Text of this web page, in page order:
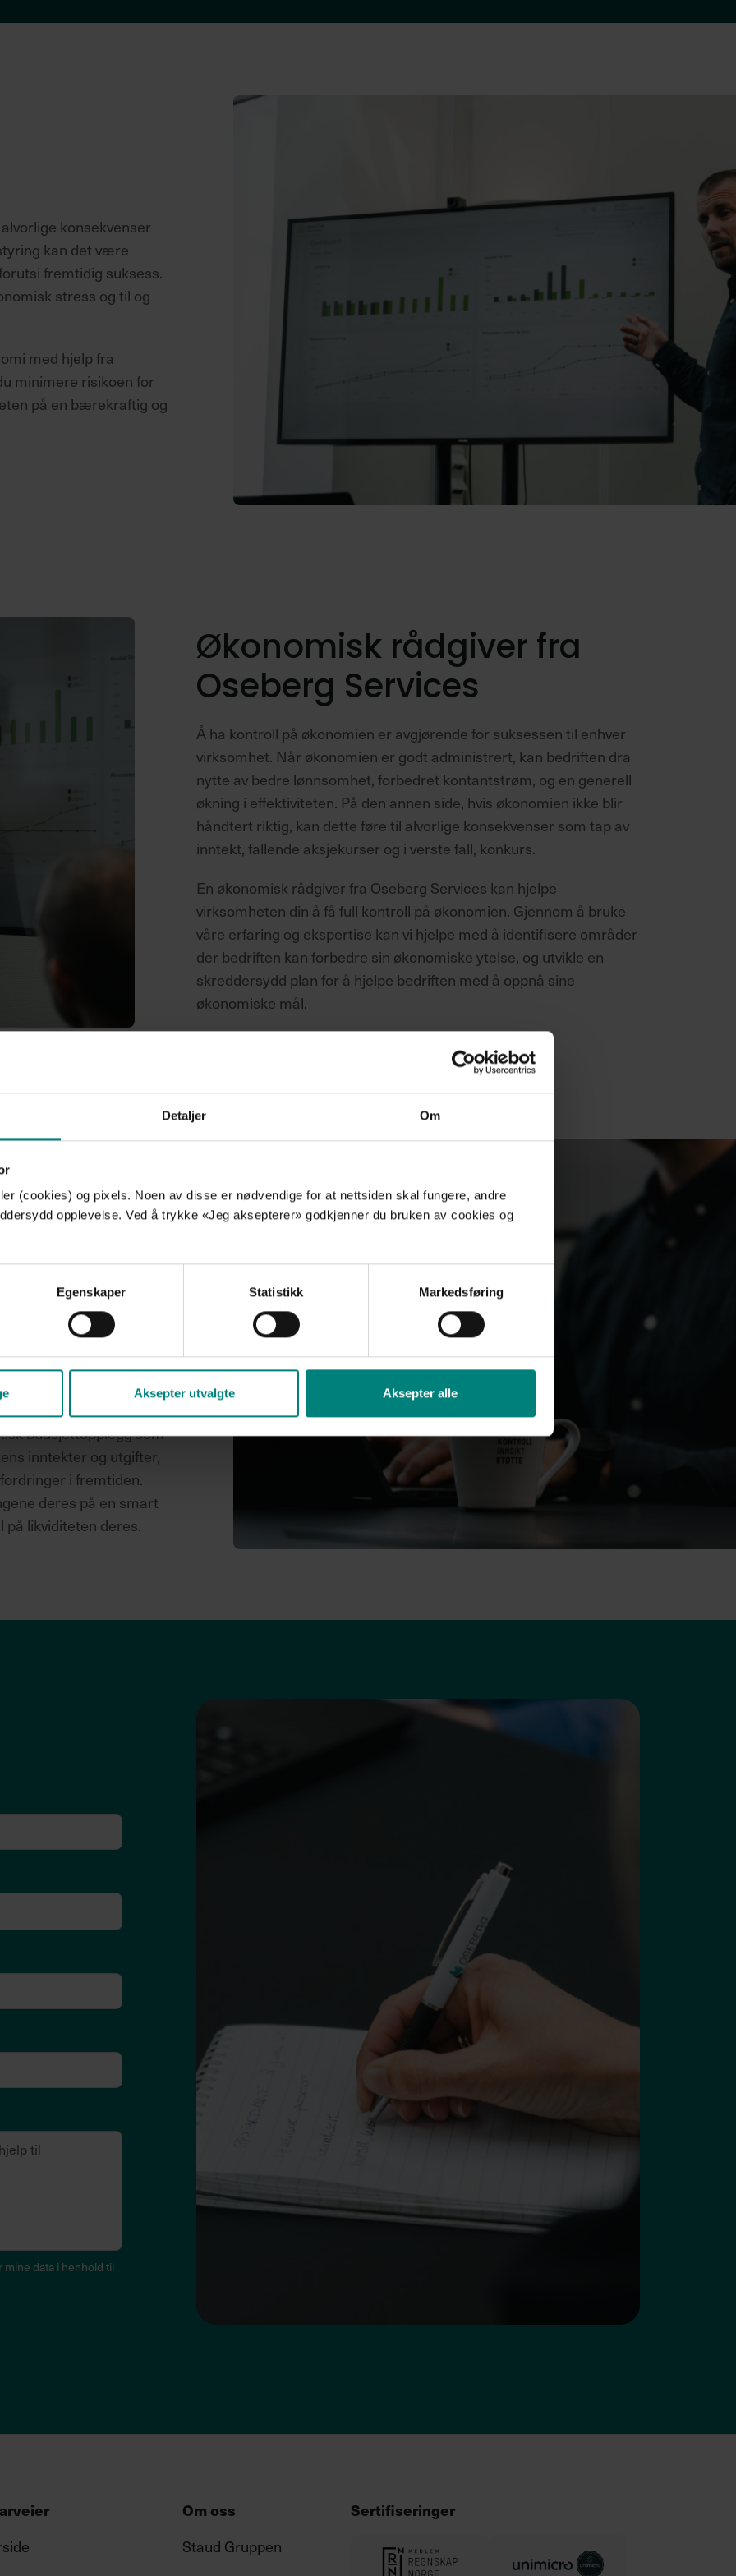
Detaljer Om
(cookies) og pixels. Noen av disse er nødvendige for at nettsiden skal fungere, andre
opplevelse. Ved å trykke «Jeg aksepterer» godkjenner du bruken av cookies og
Egenskaper Statistikk Markedsføring
Aksepter utvalgte Aksepter alle
Kontakt oss
konsekvenser
kan det være
fremtidig suksess.
stress og til og
med hjelp fra
minimere risikoen for
på en bærekraftig og
Økonomisk rådgiver fra
Oseberg Services
Å ha kontroll på økonomien er avgjørende for suksessen til enhver
virksomhet. Når økonomien er godt administrert, kan bedriften dra
nytte av bedre lønnsomhet, forbedret kontantstrøm, og en generell
økning i effektiviteten. På den annen side, hvis økonomien ikke blir
håndtert riktig, kan dette føre til alvorlige konsekvenser som tap av
inntekt, fallende aksjekurser og i verste fall, konkurs.
En økonomisk rådgiver fra Oseberg Services kan hjelpe
virksomheten din å få full kontroll på økonomien. Gjennom å bruke
våre erfaring og ekspertise kan vi hjelpe med å identifisere områder
der bedriften kan forbedre sin økonomiske ytelse, og utvikle en
skreddersydd plan for å hjelpe bedriften med å oppnå sine
økonomiske mål.
behov og mål,
som passer best
situasjon og forstå
vi utarbeide en plan for
lang sikt. Dette vil
deres, og hvordan
lønnsomheten.
budsjettopplegg som
inntekter og utgifter,
i fremtiden.
deres på en smart
likviditeten deres.
data i henhold til
Om oss
Staud Gruppen
Sertifiseringer